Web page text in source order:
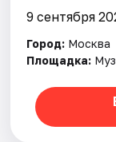
9 сентября
Город: Москва
Площадка: